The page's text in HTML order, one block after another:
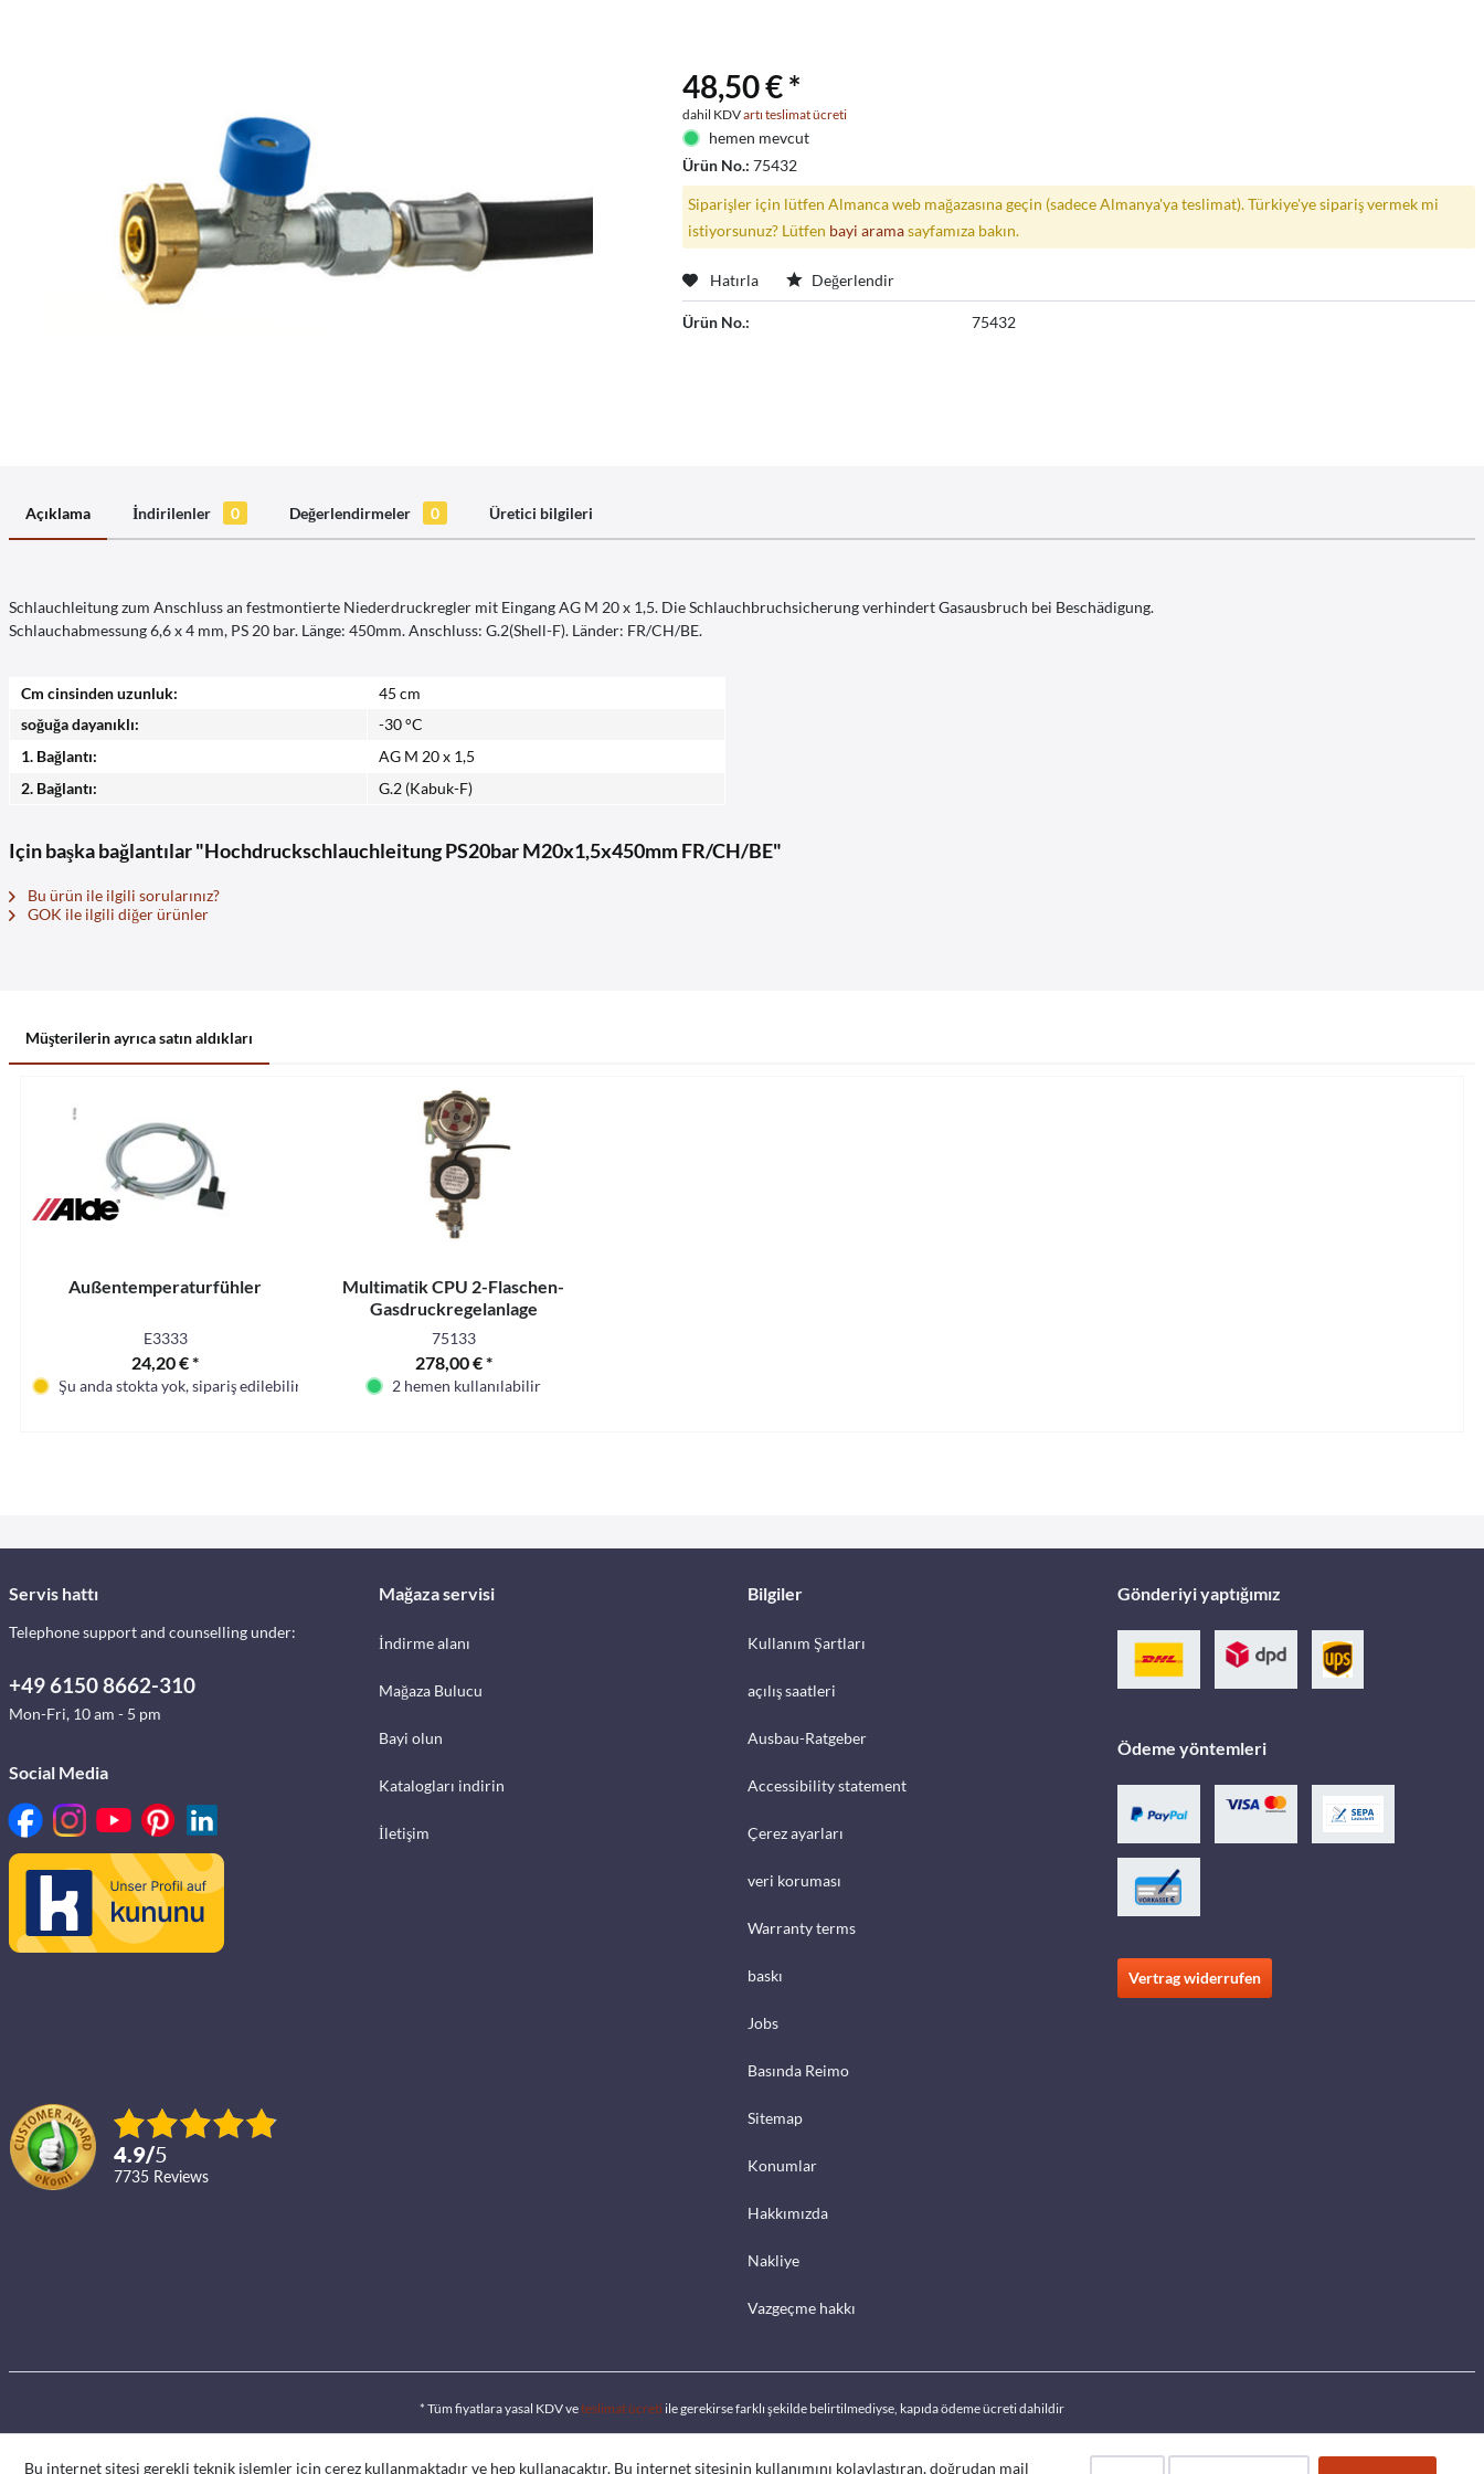
48,50 € *
dahil KDVartı teslimat ücreti
hemen mevcut
Ürün No.:75432
Siparişler için lütfen Almanca web mağazasına geçin (sadece Almanya'ya teslimat). Türkiye'ye sipariş vermek mi
istiyorsunuz? Lütfen bayi aramasayfamıza bakın.
Hatırla Değerlendir
Ürün No.: 75432
Açıklama İndirilenler 0 Değerlendirmeler 0 Üretici bilgileri
Schlauchleitung zum Anschluss an festmontierte Niederdruckregler mit Eingang AG M 20 x 1,5. Die Schlauchbruchsicherung verhindert Gasausbruch bei Beschädigung.
Schlauchabmessung 6,6 x 4 mm, PS 20 bar. Länge: 450mm. Anschluss: G.2(Shell-F). Länder: FR/CH/BE.
Cm cinsinden uzunluk:
45 cm
soğuğa dayanıklı:
-30 °C
1. Bağlantı:
AG M 20 x 1,5
2. Bağlantı:
G.2 (Kabuk-F)
Için başka bağlantılar "Hochdruckschlauchleitung PS20bar M20x1,5x450mm FR/CH/BE"
Bu ürün ile ilgili sorularınız?
GOK ile ilgili diğer ürünler
Müşterilerin ayrıca satın aldıkları
Außentemperaturfühler
E3333
24,20 € *
Şu anda stokta yok, sipariş edilebilir
Multimatik CPU 2-Flaschen-
Gasdruckregelanlage
75133
278,00 € *
2 hemen kullanılabilir
Servis hattı
Telephone support and counselling under:
+49 6150 8662-310
Mon-Fri, 10 am - 5 pm
Social Media
4.9/5
7735 reviews
Mağaza servisi
İndirme alanı
Mağaza Bulucu
Bayi olun
Katalogları indirin
İletişim
Bilgiler
Kullanım Şartları
açılış saatleri
Ausbau-Ratgeber
Accessibility statement
Çerez ayarları
veri koruması
Warranty terms
baskı
Jobs
Basında Reimo
Sitemap
Konumlar
Hakkımızda
Nakliye
Vazgeçme hakkı
Gönderiyi yaptığımız
Ödeme yöntemleri
Vertrag widerrufen
* Tüm fiyatlara yasal KDV veteslimat ücreti ile gerekirse farklı şekilde belirtilmediyse, kapıda ödeme ücreti dahildir
Bu internet sitesi gerekli teknik işlemler için çerez kullanmaktadır ve hep kullanacaktır. Bu internet sitesinin kullanımını kolaylaştıran, doğrudan mail